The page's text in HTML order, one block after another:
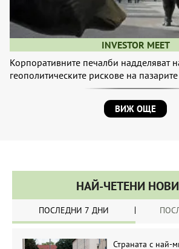
INVESTOR MEET
Корпоративните печалби надделяват
геополитическите рискове на пазарите
ВИЖ ОЩЕ
НАЙ-ЧЕТЕНИ
ПОСЛЕДНИ 7 ДНИ
Страната с най-